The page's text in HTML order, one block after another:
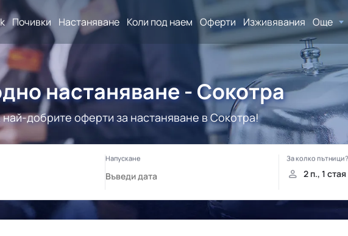
Почивки Настаняване Коли под наем Оферти Изживявания Още
настаняване - Сокотра
добрите оферти за настаняване в Сокотра!